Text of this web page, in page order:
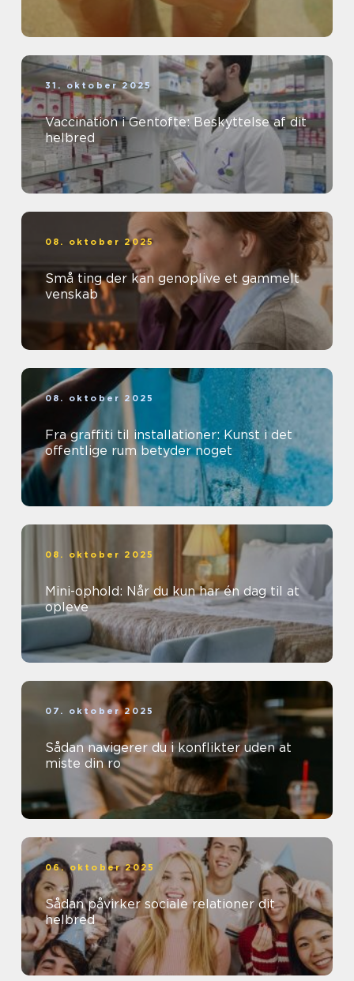
31. oktober 2025
Vaccination i Gentofte: Beskyttelse af dit
helbred
08. oktober 2025
Små ting der kan genoplive et gammelt
venskab
08. oktober 2025
Fra graffiti til installationer: Kunst i det
offentlige rum betyder noget
08. oktober 2025
Mini-ophold: Når du kun har én dag til at
opleve
07. oktober 2025
Sådan navigerer du i konflikter uden at
miste din ro
06. oktober 2025
Sådan påvirker sociale relationer dit
helbred